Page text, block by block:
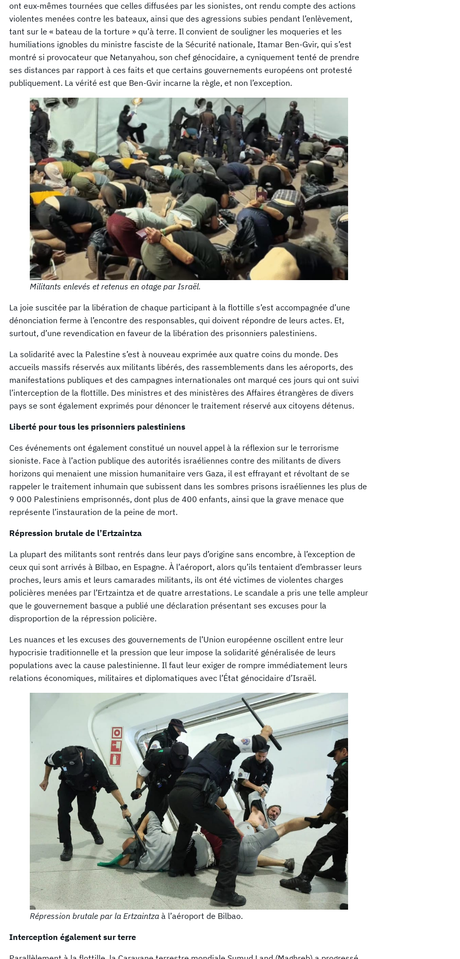
ont eux-mêmes tournées que celles diffusées par les sionistes, ont rendu compte des actions
violentes menées contre les bateaux, ainsi que des agressions subies pendant l’enlèvement,
tant sur le « bateau de la torture » qu’à terre. Il convient de souligner les moqueries et les
humiliations ignobles du ministre fasciste de la Sécurité nationale, Itamar Ben-Gvir, qui s’est
montré si provocateur que Netanyahou, son chef génocidaire, a cyniquement tenté de prendre
ses distances par rapport à ces faits et que certains gouvernements européens ont protesté
publiquement. La vérité est que Ben-Gvir incarne la règle, et non l’exception.
Militants enlevés et retenus en otage par Israël.
La joie suscitée par la libération de chaque participant à la flottille s’est accompagnée d’une
dénonciation ferme à l’encontre des responsables, qui doivent répondre de leurs actes. Et,
surtout, d’une revendication en faveur de la libération des prisonniers palestiniens.
La solidarité avec la Palestine s’est à nouveau exprimée aux quatre coins du monde. Des
accueils massifs réservés aux militants libérés, des rassemblements dans les aéroports, des
manifestations publiques et des campagnes internationales ont marqué ces jours qui ont suivi
l’interception de la flottille. Des ministres et des ministères des Affaires étrangères de divers
pays se sont également exprimés pour dénoncer le traitement réservé aux citoyens détenus.
Liberté pour tous les prisonniers palestiniens
Ces événements ont également constitué un nouvel appel à la réflexion sur le terrorisme
sioniste. Face à l’action publique des autorités israéliennes contre des militants de divers
horizons qui menaient une mission humanitaire vers Gaza, il est effrayant et révoltant de se
rappeler le traitement inhumain que subissent dans les sombres prisons israéliennes les plus de
9 000 Palestiniens emprisonnés, dont plus de 400 enfants, ainsi que la grave menace que
représente l’instauration de la peine de mort.
Répression brutale de l’Ertzaintza
La plupart des militants sont rentrés dans leur pays d’origine sans encombre, à l’exception de
ceux qui sont arrivés à Bilbao, en Espagne. À l’aéroport, alors qu’ils tentaient d’embrasser leurs
proches, leurs amis et leurs camarades militants, ils ont été victimes de violentes charges
policières menées par l’Ertzaintza et de quatre arrestations. Le scandale a pris une telle ampleur
que le gouvernement basque a publié une déclaration présentant ses excuses pour la
disproportion de la répression policière.
Les nuances et les excuses des gouvernements de l’Union européenne oscillent entre leur
hypocrisie traditionnelle et la pression que leur impose la solidarité généralisée de leurs
populations avec la cause palestinienne. Il faut leur exiger de rompre immédiatement leurs
relations économiques, militaires et diplomatiques avec l’État génocidaire d’Israël.
Répression brutale par la Ertzaintza à l’aéroport de Bilbao.
Interception également sur terre